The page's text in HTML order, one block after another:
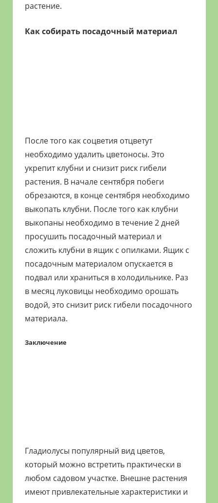
растение.
Как собирать посадочный материал
После того как соцветия отцветут
необходимо удалить цветоносы. Это
укрепит клубни и снизит риск гибели
растения. В начале сентября побеги
обрезаются, в конце сентября необходимо
выкопать клубни. После того как клубни
выкопаны необходимо в течение 2 дней
просушить посадочный материал и
сложить клубни в ящик с опилками. Ящик с
посадочным материалом опускается в
подвал или храниться в холодильнике. Раз
в месяц луковицы необходимо орошать
водой, это снизит риск гибели посадочного
материала.
Заключение
Гладиолусы популярный вид цветов,
который можно встретить практически в
любом садовом участке. Внешне растения
имеют привлекательные характеристики и